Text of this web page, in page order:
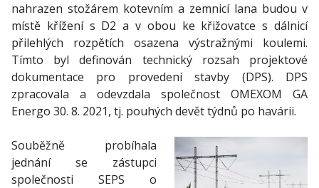
nahrazen stožárem kotevním a zemnicí lana budou v
místě křížení s D2 a v obou ke křižovatce s dálnicí
přilehlých rozpětích osazena výstražnými koulemi.
Tímto byl definován technický rozsah projektové
dokumentace pro provedení stavby (DPS). DPS
zpracovala a odevzdala společnost OMEXOM GA
Energo 30. 8. 2021, tj. pouhých devět týdnů po havárii.
Souběžně probíhala
jednání se zástupci
společnosti SEPS o